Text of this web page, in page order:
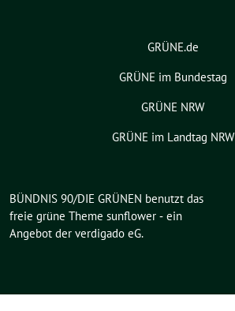
GRÜNE.de
GRÜNE im Bundestag
GRÜNE NRW
GRÜNE im Landtag NRW
BÜNDNIS 90/DIE GRÜNEN benutzt das
freie grüne Theme sunflower ‐ ein
Angebot der verdigado eG.